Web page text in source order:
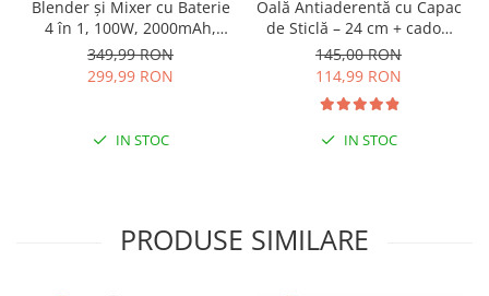
Blender și Mixer cu Baterie
4 în 1, 100W, 2000mAh,
Negru/Rosu Inox – Tel,
Spumant Lapte, Ceașcă
Măsurare, 2 Viteze
349,99 RON
299,99 RON
IN STOC
Oală Antiaderentă cu Capac
de Sticlă – 24 cm + cadou
lingură termorezistentă
Decakila (BPA free)
145,00 RON
114,99 RON
IN STOC
PRODUSE SIMILARE